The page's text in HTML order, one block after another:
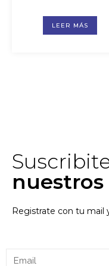
LEER MÁS
Registrate con tu mail